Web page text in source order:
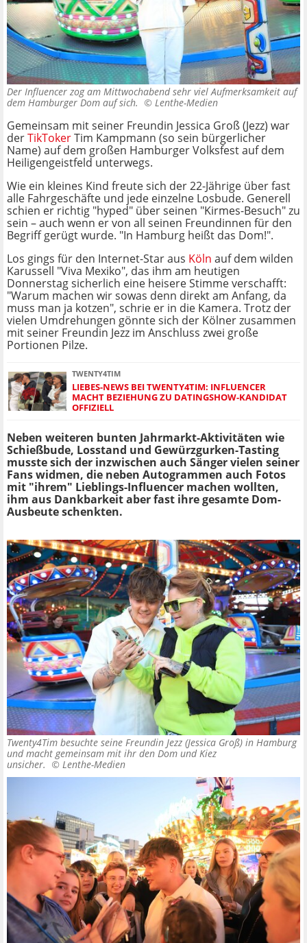
Der Influencer zog am Mittwochabend sehr viel Aufmerksamkeit auf
dem Hamburger Dom auf sich. © Lenthe-Medien
Gemeinsam mit seiner Freundin Jessica Groß (Jezz) war
derTikTokerTim Kampmann (so sein bürgerlicher
Name) auf dem großen Hamburger Volksfest auf dem
Heiligengeistfeld unterwegs.
Wie ein kleines Kind freute sich der 22-Jährige über fast
alle Fahrgeschäfte und jede einzelne Losbude. Generell
schien er richtig "hyped" über seinen "Kirmes-Besuch" zu
sein – auch wenn er von all seinen Freundinnen für den
Begriff gerügt wurde. "In Hamburg heißt das Dom!".
Los gings für den Internet-Star aus Köln auf dem wilden
Karussell "Viva Mexiko", das ihm am heutigen
Donnerstag sicherlich eine heisere Stimme verschafft:
"Warum machen wir sowas denn direkt am Anfang, da
muss man ja kotzen", schrie er in die Kamera. Trotz der
vielen Umdrehungen gönnte sich der Kölner zusammen
mit seiner Freundin Jezz im Anschluss zwei große
Portionen Pilze.
TWENTY4TIM
LIEBES-NEWS BEI TWENTY4TIM: INFLUENCER
MACHT BEZIEHUNG ZU DATINGSHOW-KANDIDAT
OFFIZIELL
Neben weiteren bunten Jahrmarkt-Aktivitäten wie
Schießbude, Losstand und Gewürzgurken-Tasting
musste sich der inzwischen auch Sänger vielen seiner
Fans widmen, die neben Autogrammen auch Fotos
mit "ihrem" Lieblings-Influencer machen wollten,
ihm aus Dankbarkeit aber fast ihre gesamte Dom-
Ausbeute schenkten.
Twenty4Tim besuchte seine Freundin Jezz (Jessica Groß) in Hamburg
und macht gemeinsam mit ihr den Dom und Kiez
unsicher. © Lenthe-Medien